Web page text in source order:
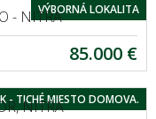
VÝBORNÁ LOKALITA
- NITRA
85.000 €
- TICHÉ MIESTO DOMOVA.
NITRA